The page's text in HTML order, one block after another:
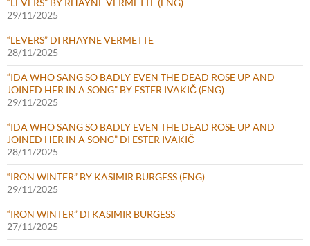
“LEVERS” BY RHAYNE VERMETTE (ENG)
29/11/2025
“LEVERS” DI RHAYNE VERMETTE
28/11/2025
“IDA WHO SANG SO BADLY EVEN THE DEAD ROSE UP AND
JOINED HER IN A SONG” BY ESTER IVAKIČ (ENG)
29/11/2025
“IDA WHO SANG SO BADLY EVEN THE DEAD ROSE UP AND
JOINED HER IN A SONG” DI ESTER IVAKIČ
28/11/2025
“IRON WINTER” BY KASIMIR BURGESS (ENG)
29/11/2025
“IRON WINTER” DI KASIMIR BURGESS
27/11/2025